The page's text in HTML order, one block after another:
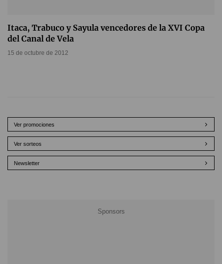
Itaca, Trabuco y Sayula vencedores de la XVI Copa
del Canal de Vela
15 de octubre de 2012
Ver promociones
Ver sorteos
Newsletter